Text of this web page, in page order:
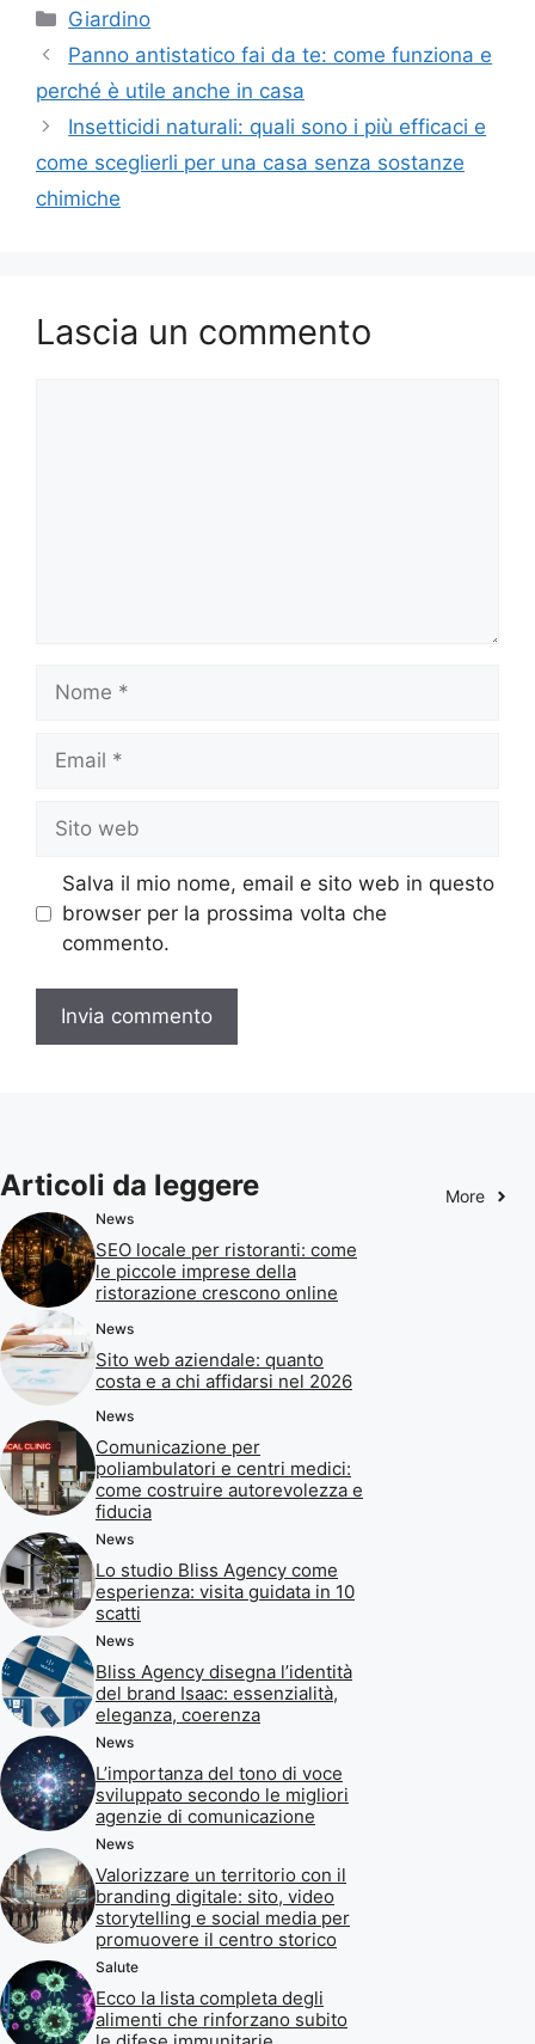
Categorie
Giardino
Panno antistatico fai da te: come funziona e
perché è utile anche in casa
Insetticidi naturali: quali sono i più efficaci e
come sceglierli per una casa senza sostanze
chimiche
Lascia un commento
web
Salva il mio nome, email e sito web in questo
browser per la prossima volta che
commento.
Articoli da leggere More
News
SEO locale per ristoranti: come
le piccole imprese della
ristorazione crescono online
News
Sito web aziendale: quanto
costa e a chi affidarsi nel 2026
News
Comunicazione per
poliambulatori e centri medici:
come costruire autorevolezza e
fiducia
News
Lo studio Bliss Agency come
esperienza: visita guidata in 10
scatti
News
Bliss Agency disegna l’identità
del brand Isaac: essenzialità,
eleganza, coerenza
News
L’importanza del tono di voce
sviluppato secondo le migliori
agenzie di comunicazione
News
Valorizzare un territorio con il
branding digitale: sito, video
storytelling e social media per
promuovere il centro storico
Salute
Ecco la lista completa degli
alimenti che rinforzano subito